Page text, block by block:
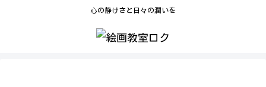
心の静けさと日々の潤いを